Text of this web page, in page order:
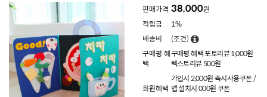
판매가격 38,000원
적립금
1%
배송비
(조건)
구매평 혜
택
구매평 혜택 포토리뷰 1,000원
텍스트리뷰 500원
회원혜택
가입시 2,000원 즉시사용쿠폰 /
앱 설치시 000원 쿠폰